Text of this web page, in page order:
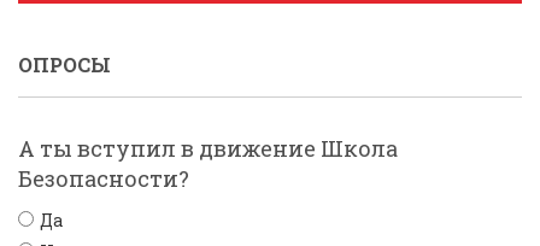
ОПРОСЫ
А ты вступил в движение Школа
Безопасности?
Да